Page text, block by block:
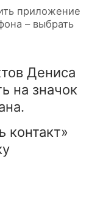
приложение
– выбрать
Дениса
на значок
контакт»